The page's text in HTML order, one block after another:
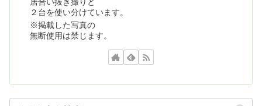
２台を使い分けています。
※掲載した写真の
無断使用は禁じます。